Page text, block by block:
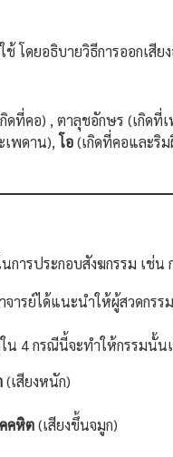
โดยอธิบายวิธีการออกเสี
ดที่คอ) , ตาลุชอักษร (เกิดที่
เพดาน),โอ(เกิดที่คอและริ
ารประกอบสังฆกรรม เช่น
จารย์ได้แนะนำให้ผู้สวดกรร
น 4 กรณีนี้จะทำให้กรรมนั้น
(เสียงหนัก)
คหิต(เสียงขึ้นจมูก)